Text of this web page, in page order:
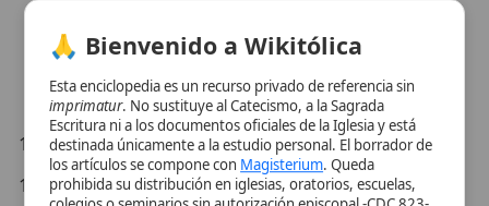
Santa Mariana de Jesús Paredes
Solemnidad mariana
Teología mariana
Veneración mariana
Escritura ni a los documentos oficiales de la Iglesia y está
destinada únicamente a la estudio personal. El borrador de
los artículos se compone conMagisterium. Queda
prohibida su distribución en iglesias, oratorios, escuelas,
colegios o seminarios sin autorización episcopal -CDC 823-.
Se insta a consultar siempre las fuentes referenciadas y a
colaborar en la perfección de los artículos mediante el uso
del menú superior. Entrando a la enciclopedia confirma que
ha leído y acepta expresamente lapolítica de privacidady el